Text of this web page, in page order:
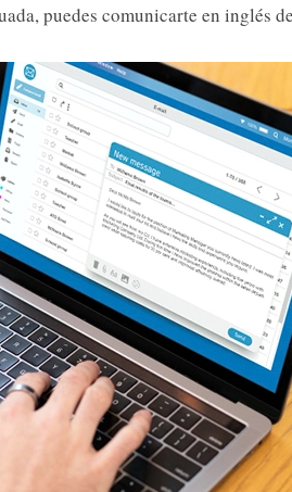
puedes comunicarte en inglés